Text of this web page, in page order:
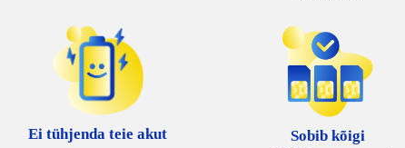
Ei tühjenda teie akut
Sobib kõigi